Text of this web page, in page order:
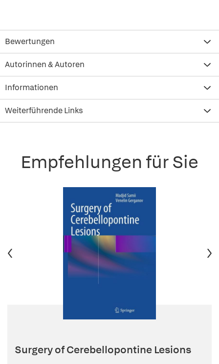
Bewertungen
Autorinnen & Autoren
Informationen
Weiterführende Links
Empfehlungen für Sie
Surgery of Cerebellopontine Lesions